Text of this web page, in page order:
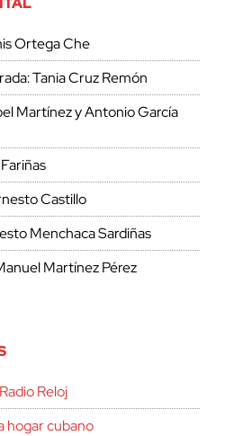
Ortega Che
Tania Cruz Remón
Martínez y Antonio García
Castillo
Menchaca Sardiñas
Martínez Pérez
Reloj
hogar cubano